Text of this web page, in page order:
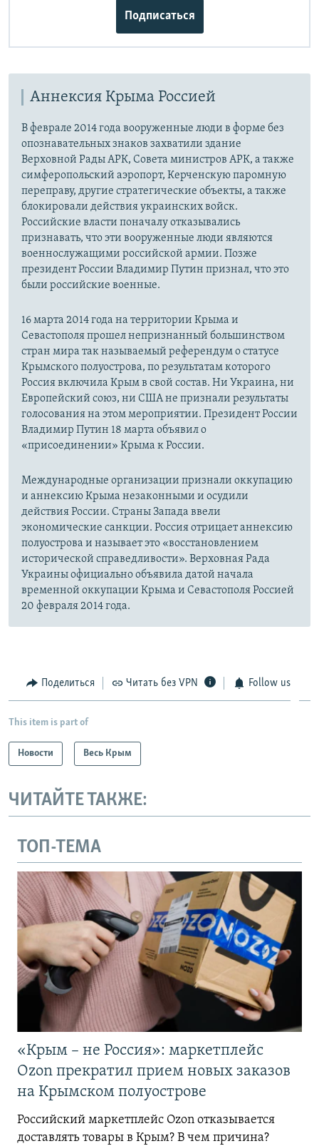
Подписаться
Аннексия Крыма Россией
В феврале 2014 года вооруженные люди в форме без
опознавательных знаков захватили здание
Верховной Рады АРК, Совета министров АРК, а также
симферопольский аэропорт, Керченскую паромную
переправу, другие стратегические объекты, а также
блокировали действия украинских войск.
Российские власти поначалу отказывались
признавать, что эти вооруженные люди являются
военнослужащими российской армии. Позже
президент России Владимир Путин признал, что это
были российские военные.
16 марта 2014 года на территории Крыма и
Севастополя прошел непризнанный большинством
стран мира так называемый референдум о статусе
Крымского полуострова, по результатам которого
Россия включила Крым в свой состав. Ни Украина, ни
Европейский союз, ни США не признали результаты
голосования на этом мероприятии. Президент России
Владимир Путин 18 марта объявил о
«присоединении» Крыма к России.
Международные организации признали оккупацию
и аннексию Крыма незаконными и осудили
действия России. Страны Запада ввели
экономические санкции. Россия отрицает аннексию
полуострова и называет это «восстановлением
исторической справедливости». Верховная Рада
Украины официально объявила датой начала
временной оккупации Крыма и Севастополя Россией
20 февраля 2014 года.
Поделиться Читать без VPN Follow us
This item is part of
Новости Весь Крым
ЧИТАЙТЕ ТАКЖЕ:
ТОП-ТЕМА
«Крым – не Россия»: маркетплейс
Ozon прекратил прием новых заказов
на Крымском полуострове
Российский маркетплейс Ozon отказывается
доставлять товары в Крым? В чем причина?